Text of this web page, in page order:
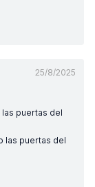
25/8/2025
las puertas del
las puertas del